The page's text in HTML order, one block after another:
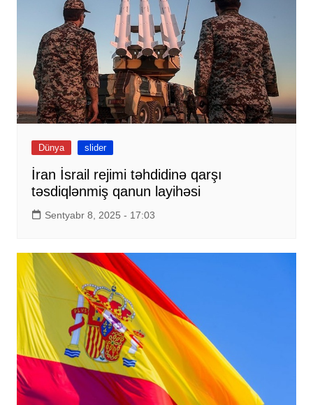
Dünya slider
İran İsrail rejimi təhdidinə qarşı
təsdiqlənmiş qanun layihəsi
Sentyabr 8, 2025 - 17:03